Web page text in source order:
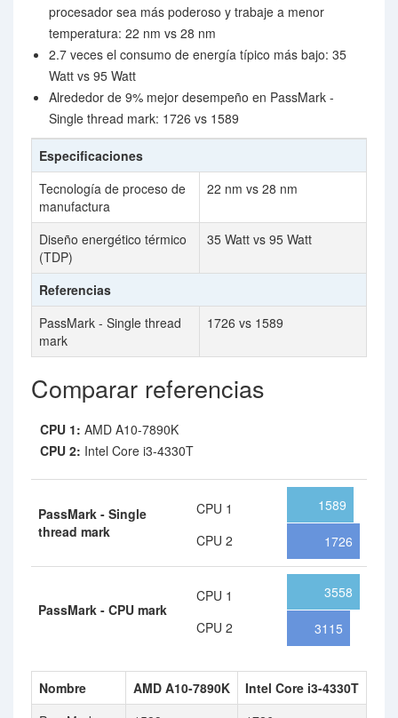
procesador sea más poderoso y trabaje a menor
temperatura: 22 nm vs 28 nm
2.7 veces el consumo de energía típico más bajo: 35
Watt vs 95 Watt
Alrededor de 9% mejor desempeño en PassMark -
Single thread mark: 1726 vs 1589
Especificaciones
Tecnología de proceso de
manufactura
22 nm vs 28 nm
Diseño energético térmico
(TDP)
35 Watt vs 95 Watt
Referencias
PassMark - Single thread
mark
1726 vs 1589
Comparar referencias
CPU 1: AMD A10-7890K
CPU 2: Intel Core i3-4330T
PassMark - Single
thread mark
CPU 1
CPU 2
1589
1726
PassMark - CPU mark
CPU 1
CPU 2
3558
3115
Nombre AMD A10-7890K
Intel Core i3-4330T